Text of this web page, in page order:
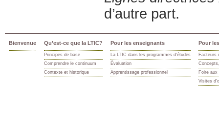
d’autre part.
Bienvenue Qu’est-ce que la LTIC?
Principes de base
Comprendre le continuum
Contexte et historique
Pour les enseignants
La LTIC dans les programmes d'études
Évaluation
Apprentissage professionnel
Pour
Facteurs
Foire aux
Visites